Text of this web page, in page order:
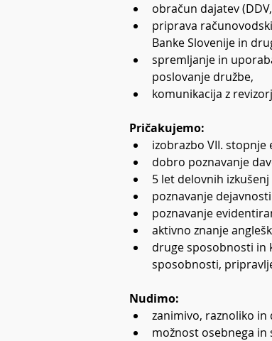
obračun dajatev
priprava
Banke Slovenije in
spremljanje in
poslovanje družbe,
komunikacija z
Pričakujemo:
izobrazbo VII. stopnje
dobro poznavanje
5 let delovnih
poznavanje
poznavanje
aktivno znanje
druge sposobnosti in
sposobnosti,
Nudimo:
zanimivo, raznoliko
možnost osebnega in